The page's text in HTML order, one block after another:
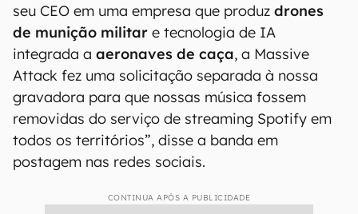
seu CEO em uma empresa que produz drones
de munição militar e tecnologia de IA
integrada a aeronaves de caça, a Massive
Attack fez uma solicitação separada à nossa
gravadora para que nossas música fossem
removidas do serviço de streaming Spotify em
todos os territórios”, disse a banda em
postagem nas redes sociais.
CONTINUA APÓS A PUBLICIDADE